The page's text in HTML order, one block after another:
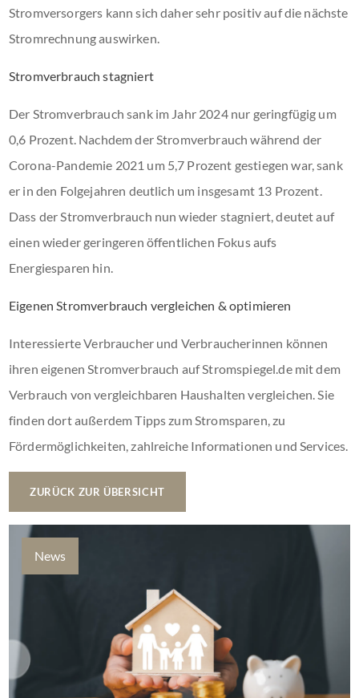
Stromversorgers kann sich daher sehr positiv auf die nächste
Stromrechnung auswirken.
Stromverbrauch stagniert
Der Stromverbrauch sank im Jahr 2024 nur geringfügig um
0,6 Prozent. Nachdem der Stromverbrauch während der
Corona-Pandemie 2021 um 5,7 Prozent gestiegen war, sank
er in den Folgejahren deutlich um insgesamt 13 Prozent.
Dass der Stromverbrauch nun wieder stagniert, deutet auf
einen wieder geringeren öffentlichen Fokus aufs
Energiesparen hin.
Eigenen Stromverbrauch vergleichen & optimieren
Interessierte Verbraucher und Verbraucherinnen können
ihren eigenen Stromverbrauch auf Stromspiegel.de mit dem
Verbrauch von vergleichbaren Haushalten vergleichen. Sie
finden dort außerdem Tipps zum Stromsparen, zu
Fördermöglichkeiten, zahlreiche Informationen und Services.
ZURÜCK ZUR ÜBERSICHT
News